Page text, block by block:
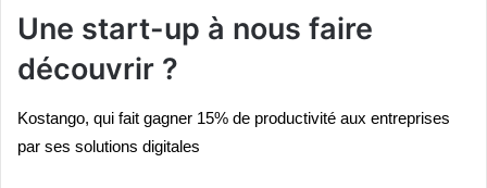
Une start-up à nous faire
découvrir ?
Kostango, qui fait gagner 15% de productivité aux entreprises
par ses solutions digitales